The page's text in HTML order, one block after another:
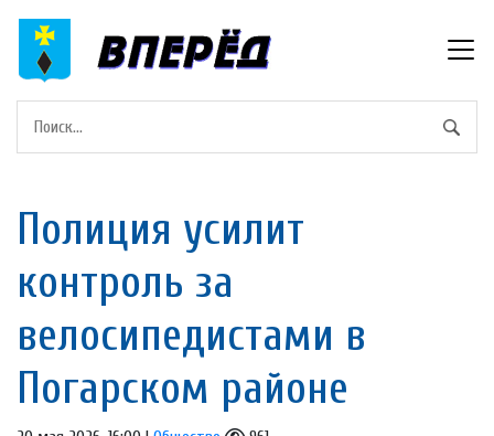
Полиция усилит
контроль за
велосипедистами в
Погарском районе